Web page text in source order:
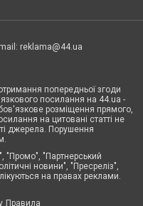
reklama@44.ua
попередньої згоди
посилання на 44.ua -
розміщення прямого,
на цитовані статті не
джерела. Порушення
"Промо", "Партнерський
новини", "Пресреліз",
на правах реклами.
Правила